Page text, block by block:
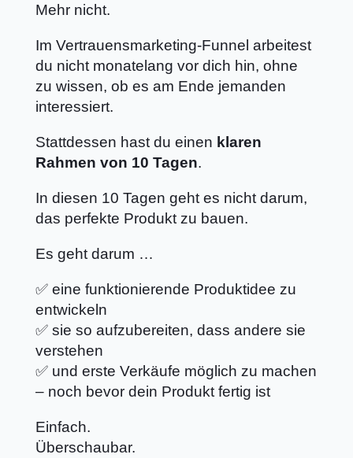
Mehr nicht.
Im Vertrauensmarketing-Funnel arbeitest
du nicht monatelang vor dich hin, ohne
zu wissen, ob es am Ende jemanden
interessiert.
Stattdessen hast du einen klaren
Rahmen von 10 Tagen.
In diesen 10 Tagen geht es nicht darum,
das perfekte Produkt zu bauen.
Es geht darum …
✅ eine funktionierende Produktidee zu
entwickeln
✅ sie so aufzubereiten, dass andere sie
verstehen
✅ und erste Verkäufe möglich zu machen
– noch bevor dein Produkt fertig ist
Einfach.
Überschaubar.